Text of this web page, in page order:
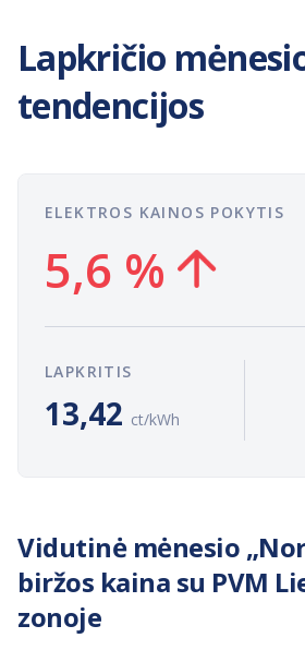
Lapkričio
tendencijos
ELEKTROS KAINOS POKYTIS
5,6 %
LAPKRITIS
13,42 ct/kWh
Vidutinė mėnesio
biržos kaina su PVM
zonoje